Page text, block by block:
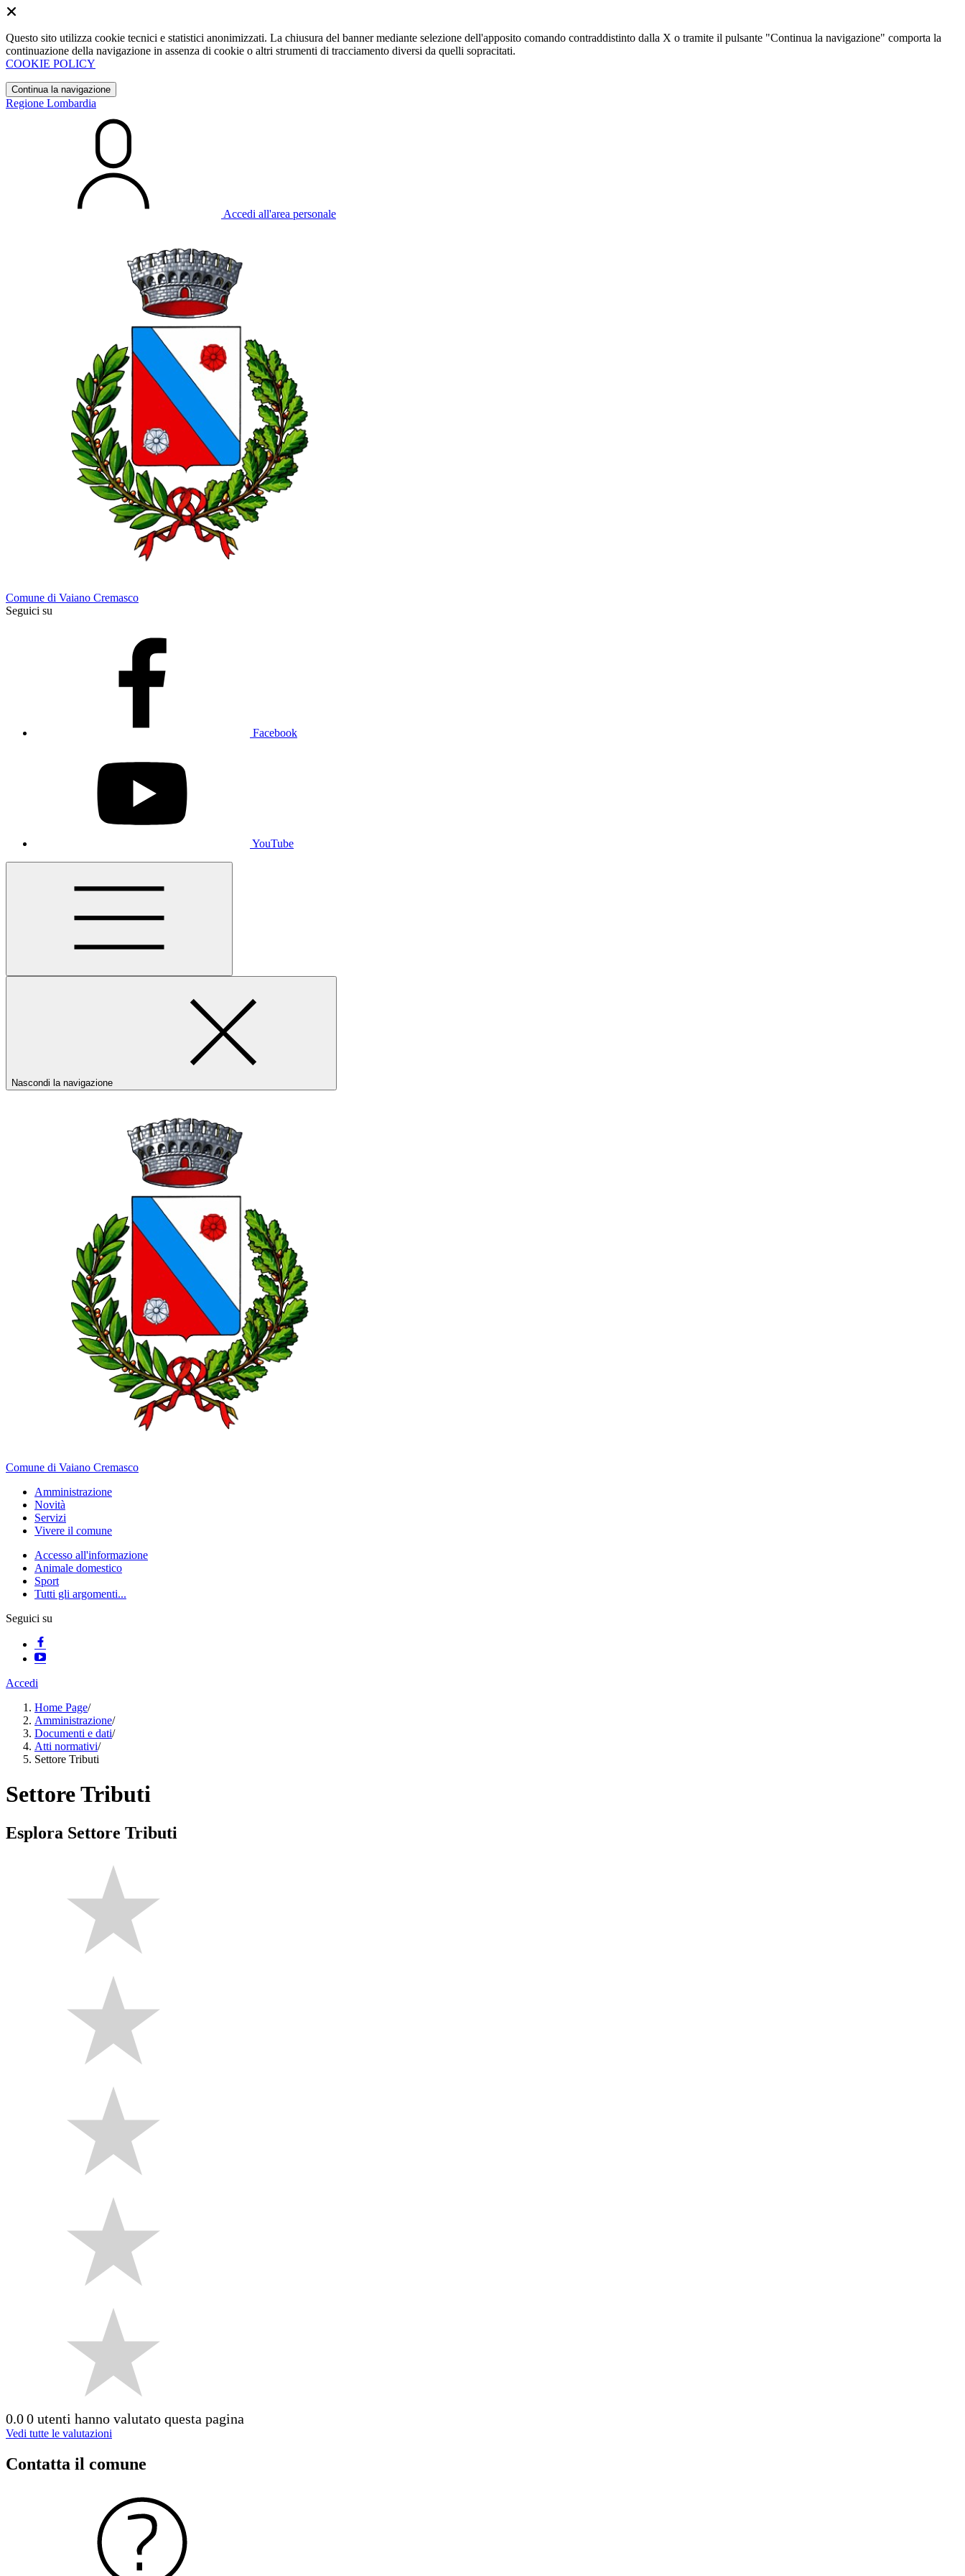
Questo sito utilizza cookie tecnici e statistici anonimizzati. La chiusura del banner mediante selezione dell'apposito comando contraddistinto dalla X o tramite il pulsante "Continua la navigazione" comporta la
continuazione della navigazione in assenza di cookie o altri strumenti di tracciamento diversi da quelli sopracitati.
COOKIE POLICY
Continua la navigazione
Regione Lombardia
Accedi all'area personale
Comune di Vaiano Cremasco
Seguici su
Facebook
YouTube
Nascondi la navigazione
Comune di Vaiano Cremasco
Amministrazione
Novità
Servizi
Vivere il comune
Accesso all'informazione
Animale domestico
Sport
Tutti gli argomenti...
Seguici su
Accedi
Home Page/
Amministrazione/
Documenti e dati/
Atti normativi/
Settore Tributi
Settore Tributi
Esplora Settore Tributi
0.00 utenti hanno valutato questa pagina
Vedi tutte le valutazioni
Contatta il comune